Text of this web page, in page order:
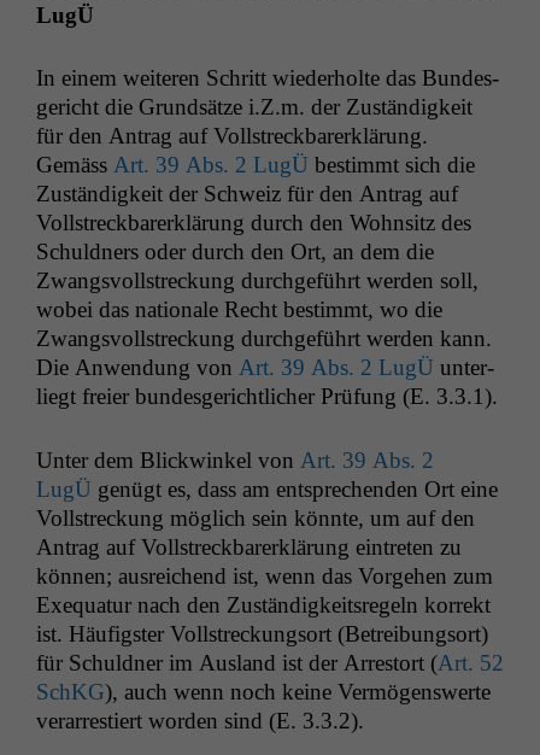
LugÜ
In einem weit­eren Schritt wieder­holte das Bun­des­
gericht die Grund­sätze i.Z.m. der Zuständigkeit
für den Antrag auf Voll­streck­bar­erk­lärung.
Gemäss Art. 39 Abs. 2 LugÜ bes­timmt sich die
Zuständigkeit der Schweiz für den Antrag auf
Voll­streck­bar­erk­lärung durch den Wohn­sitz des
Schuld­ners oder durch den Ort, an dem die
Zwangsvoll­streck­ung durchge­führt wer­den soll,
wobei das nationale Recht bes­timmt, wo die
Zwangsvoll­streck­ung durchge­führt wer­den kann.
Die Anwen­dung von Art. 39 Abs. 2 LugÜ unter­
liegt freier bun­des­gerichtlich­er Prü­fung (E. 3.3.1).
Unter dem Blick­winkel von Art. 39 Abs. 2
LugÜ genügt es, dass am entsprechen­den Ort eine
Voll­streck­ung möglich sein kön­nte, um auf den
Antrag auf Voll­streck­bar­erk­lärung ein­treten zu
kön­nen; aus­re­ichend ist, wenn das Vorge­hen zum
Exe­quatur nach den Zuständigkeit­sregeln kor­rekt
ist. Häu­fig­ster Voll­streck­ung­sort (Betrei­bung­sort)
für Schuld­ner im Aus­land ist der Arrestort (Art. 52
SchKG), auch wenn noch keine Ver­mö­genswerte
ver­ar­restiert wor­den sind (E. 3.3.2).